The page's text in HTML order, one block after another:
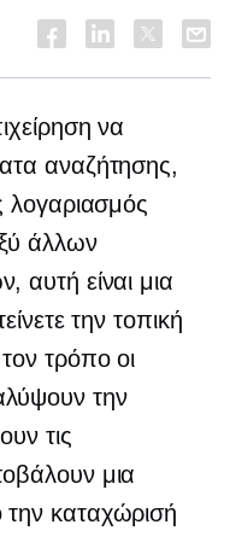
να
αναζήτησης,
λογαριασμός
άλλων
αυτή είναι μια
την τοπική
τρόπο οι
την
τις
μια
καταχώρισή